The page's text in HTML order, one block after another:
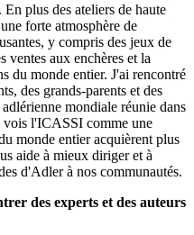
plus des ateliers de haute
forte atmosphère de
y compris des jeux de
ventes aux enchères et la
du monde entier. J'ai rencontré
des grands-parents et des
mondiale réunie dans
vois l'ICASSI comme une
monde entier acquièrent plus
aide à mieux diriger et à
d'Adler à nos communautés.
des experts et des auteurs